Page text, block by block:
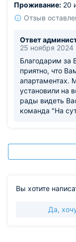
Из недостатков:
полной изоляции
Проживание: 20
Отзыв
Ответ
25 ноября 2024
Благодарим за
приятно, что
апартаментах.
установили на
рады видеть
команда "На
Вы хотите
Да,